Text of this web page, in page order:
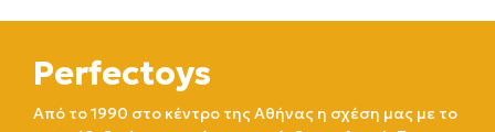
Perfectoys
Από το 1990 στο κέντρο της Αθήνας η σχέση μας με το